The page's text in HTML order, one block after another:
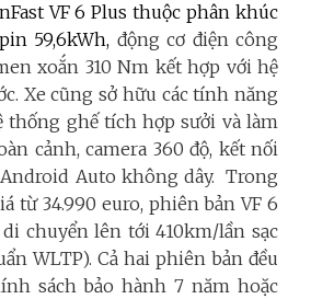
VF 6 Plus thuộc phân khúc
59,6kWh, động cơ điện công
xoắn 310 Nm kết hợp với hệ
Xe cũng sở hữu các tính năng
thống ghế tích hợp sưởi và làm
cảnh, camera 360 độ, kết nối
Auto không dây. Trong
từ 34.990 euro, phiên bản VF 6
chuyển lên tới 410km/lần sạc
WLTP). Cả hai phiên bản đều
sách bảo hành 7 năm hoặc